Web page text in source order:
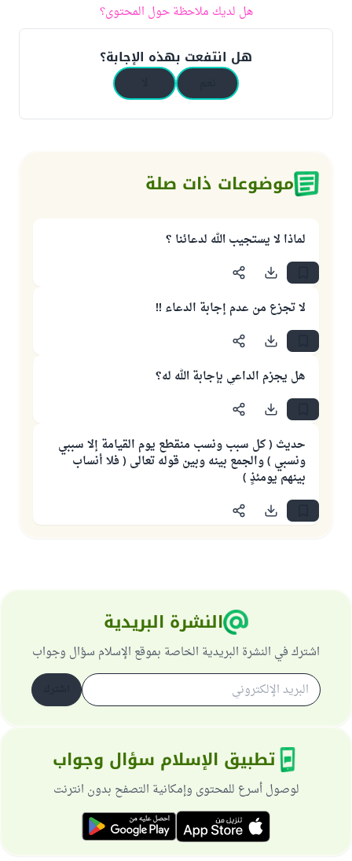
هل لديك ملاحظة حول المحتوى؟
هل انتفعت بهذه الإجابة؟
موضوعات ذات صلة
لماذا لا يستجيب الله لدعائنا ؟
لا تجزع من عدم إجابة الدعاء !!
هل يجزم الداعي بإجابة الله له؟
حديث ( كل سبب ونسب منقطع يوم القيامة إلا سببي
ونسبي ) والجمع بينه وبين قوله تعالى ( فلا أنساب
بينهم يومئذٍ )
النشرة البريدية
اشترك في النشرة البريدية الخاصة بموقع الإسلام سؤال وجواب
تطبيق الإسلام سؤال وجواب
لوصول أسرع للمحتوى وإمكانية التصفح بدون انترنت